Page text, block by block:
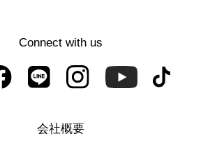
Connect with us
会社概要